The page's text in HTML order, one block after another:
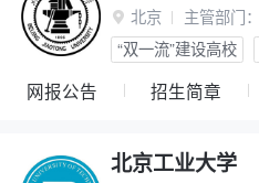
 北京 主管部门：
“双一流”建设高校
网报公告 招生简章
北京工业大学